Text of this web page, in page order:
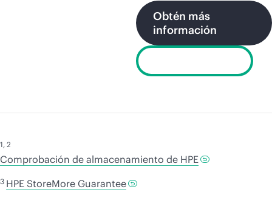
Obtén más
información
1, 2
Comprobación de almacenamiento de HPE
3 HPE StoreMore Guarantee